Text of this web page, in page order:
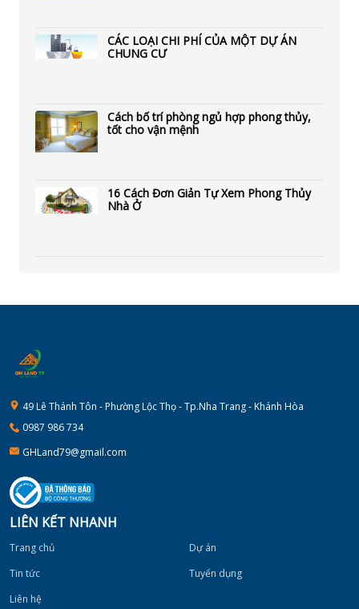
CÁC LOẠI CHI PHÍ CỦA MỘT DỰ ÁN
CHUNG CƯ
Cách bố trí phòng ngủ hợp phong thủy,
tốt cho vận mệnh
16 Cách Đơn Giản Tự Xem Phong Thủy
Nhà Ở
49 Lê Thánh Tôn - Phường Lộc Thọ - Tp.Nha Trang - Khánh Hòa
0987 986 734
GHLand79@gmail.com
LIÊN KẾT NHANH
Trang chủ
Dự án
Tin tức
Tuyển dụng
Liên hệ